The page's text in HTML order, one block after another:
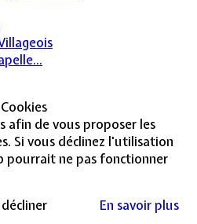
afin de vous proposer les
Si vous déclinez l'utilisation
pourrait ne pas fonctionner
En savoir plus